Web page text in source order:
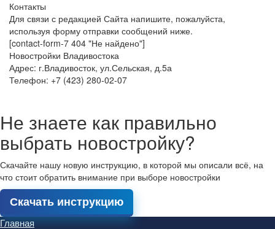
Контакты
Для связи с редакцией Сайта напишите, пожалуйста,
используя форму отправки сообщений ниже.
[contact-form-7 404 "Не найдено"]
Новостройки Владивостока
Адрес: г.Владивосток, ул.Сельская, д.5а
Телефон: +7 (423) 280-02-07
Не знаете как правильно
выбрать новостройку?
Скачайте нашу новую инструкцию, в которой мы описали всё, на
что стоит обратить внимание при выборе новостройки
Скачать инструкцию
Главная